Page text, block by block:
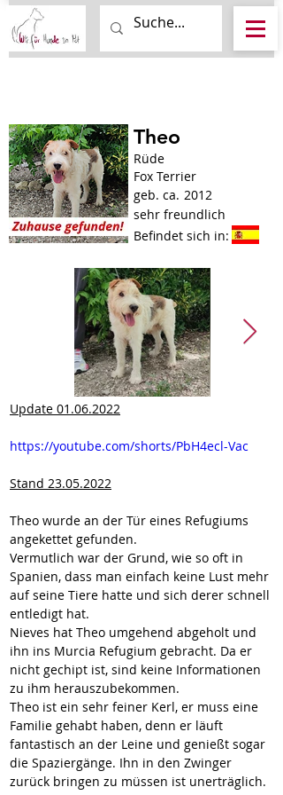
Theo
Rüde
Fox Terrier
geb. ca. 2012
sehr freundlich
Befindet sich in:
Update 01.06.2022
https://youtube.com/shorts/PbH4ecl-Vac
Stand 23.05.2022
Theo wurde an der Tür eines Refugiums
angekettet gefunden.
Vermutlich war der Grund, wie so oft in
Spanien, dass man einfach keine Lust mehr
auf seine Tiere hatte und sich derer schnell
entledigt hat.
Nieves hat Theo umgehend abgeholt und
ihn ins Murcia Refugium gebracht. Da er
nicht gechipt ist, sind keine Informationen
zu ihm herauszubekommen.
Theo ist ein sehr feiner Kerl, er muss eine
Familie gehabt haben, denn er läuft
fantastisch an der Leine und genießt sogar
die Spaziergänge. Ihn in den Zwinger
zurück bringen zu müssen ist unerträglich.